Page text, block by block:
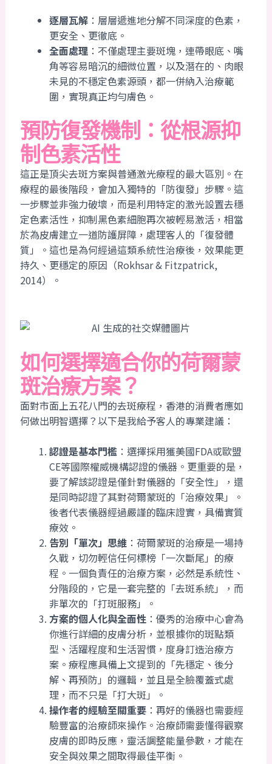
逐層瓦解：層層遞進地分解不同深度的色素，
更安全、更徹底。
全面處理：不僅處理主要斑塊，連帶眼底、嘴
角等容易暗沉的細微位置，以及潛在的、肉眼
未見的不穩定色素源頭，都一併納入治療範
圍，實現真正均勻膚色。
預防復發機制：從根源抑
制色素活性
這正是頂尖去斑方案與普通激光療程的最大區別。在
療程的最後階段，會加入獨特的「防復發」步驟。這
一步驟並非強力破壞，而是利用特定的激光設置去穩
定色素活性，抑制黑色素細胞再次被輕易激活，相當
於為皮膚建立一道防護屏障，處理客人的「復發體
質」。這也是為何經過這類系統性治療後，效果能更
持久、更穩定的原因（Rokhsar & Fitzpatrick,
2014）。
如何選擇適合你的荷爾蒙
斑治療方案？
面對市面上五花八門的去斑療程，香港的消費者應如
何做出明智選擇？以下是我給予客人的專業建議：
認證是基本門檻：選擇採用獲美國FDA或歐盟
CE等國際權威機構認證的儀器。更重要的是，
要了解該認證是僅針對儀器的「安全性」，還
是同時認證了其對荷爾蒙斑的「治療效果」。
後者代表儀器經過嚴謹的臨床證實，具備實質
療效。
告別「單次」思維：荷爾蒙斑的治療是一場持
久戰，切勿輕信任何標榜「一次斷尾」的療
程。一個負責任的治療方案，必然是系統性、
分階段的，它是一套完整的「去斑系統」，而
非單次的「打斑服務」。
方案的個人化與全面性：優秀的治療中心會為
你進行詳細的皮膚分析，並根據你的斑點類
型、活躍程度和生活習慣，度身訂造治療方
案。療程應具備上文提到的「先穩定、後分
解、再預防」的邏輯，並且是全臉覆蓋式處
理，而不只是「打大斑」。
操作者的經驗至關重要：再好的儀器也需要經
驗豐富的治療師來操作。治療師需要懂得觀察
皮膚的即時反應，靈活調整能量參數，才能在
安全與效果之間取得最佳平衡。